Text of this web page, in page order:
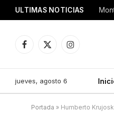
ULTIMAS NOTICIAS
Facebook
X
Instagram
jueves, agosto 6
Portada » Humberto